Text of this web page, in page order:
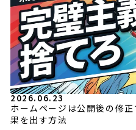
2026.06.23
ホームページは公開後の修
果を出す方法